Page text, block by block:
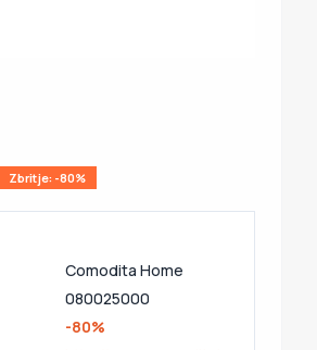
Zbritje: -80%
Comodita Home
080025000
-80%